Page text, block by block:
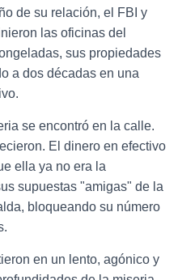
de su relación, el FBI y
las oficinas del
sus propiedades
a dos décadas en una
se encontró en la calle.
El dinero en efectivo
ella ya no era la
supuestas "amigas" de la
bloqueando su número
en un lento, agónico y